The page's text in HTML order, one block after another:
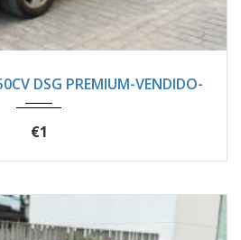
DSG PREMIUM-VENDIDO-
€1